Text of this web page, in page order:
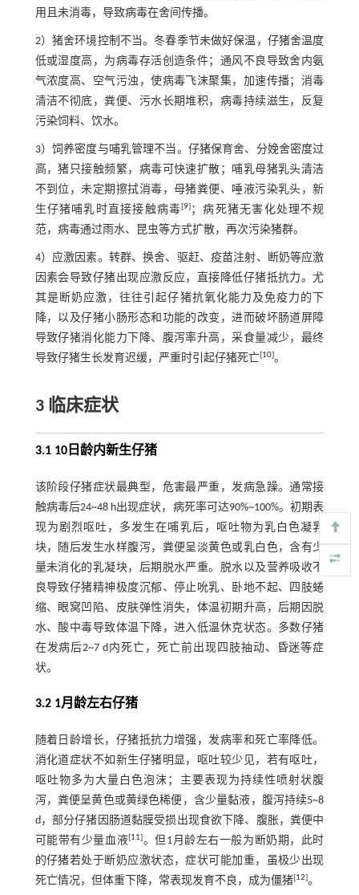
用且未消毒，导致病毒在舍间传播。
2）猪舍环境控制不当。冬春季节未做好保温，仔猪舍温度
低或湿度高，为病毒存活创造条件；通风不良导致舍内氨
气浓度高、空气污浊，使病毒飞沫聚集，加速传播；消毒
清洁不彻底，粪便、污水长期堆积，病毒持续滋生，反复
污染饲料、饮水。
3）饲养密度与哺乳管理不当。仔猪保育舍、分娩舍密度过
高，猪只接触频繁，病毒可快速扩散；哺乳母猪乳头清洁
不到位，未定期擦拭消毒，母猪粪便、唾液污染乳头，新
生仔猪哺乳时直接接触病毒[9] ；病死猪无害化处理不规
范，病毒通过雨水、昆虫等方式扩散，再次污染猪群。
4）应激因素。转群、换舍、驱赶、疫苗注射、断奶等应激
因素会导致仔猪出现应激反应，直接降低仔猪抵抗力。尤
其是断奶应激，往往引起仔猪抗氧化能力及免疫力的下
降，以及仔猪小肠形态和功能的改变，进而破坏肠道屏障
导致仔猪消化能力下降、腹泻率升高，采食量减少，最终
导致仔猪生长发育迟缓，严重时引起仔猪死亡[10]。
3 临床症状
3.1 10日龄内新生仔猪
该阶段仔猪症状最典型，危害最严重，发病急躁。通常接
触病毒后24~48 h出现症状，病死率可达90%~100%。初期表
现为剧烈呕吐，多发生在哺乳后，呕吐物为乳白色凝乳
块，随后发生水样腹泻，粪便呈淡黄色或乳白色，含有少
量未消化的乳凝块，后期脱水严重。脱水以及营养吸收不
良导致仔猪精神极度沉郁、停止吮乳、卧地不起、四肢蜷
缩、眼窝凹陷、皮肤弹性消失，体温初期升高，后期因脱
水、酸中毒导致体温下降，进入低温休克状态。多数仔猪
在发病后2~7 d内死亡，死亡前出现四肢抽动、昏迷等症
状。
3.2 1月龄左右仔猪
随着日龄增长，仔猪抵抗力增强，发病率和死亡率降低。
消化道症状不如新生仔猪明显，呕吐较少见，若有呕吐，
呕吐物多为大量白色泡沫；主要表现为持续性喷射状腹
泻，粪便呈黄色或黄绿色稀便，含少量黏液，腹泻持续5~8
d，部分仔猪因肠道黏膜受损出现食欲下降、腹胀，粪便中
可能带有少量血液[11]。但1月龄左右一般为断奶期，此时
的仔猪若处于断奶应激状态，症状可能加重，虽极少出现
死亡情况，但体重下降，常表现发育不良，成为僵猪[12]。